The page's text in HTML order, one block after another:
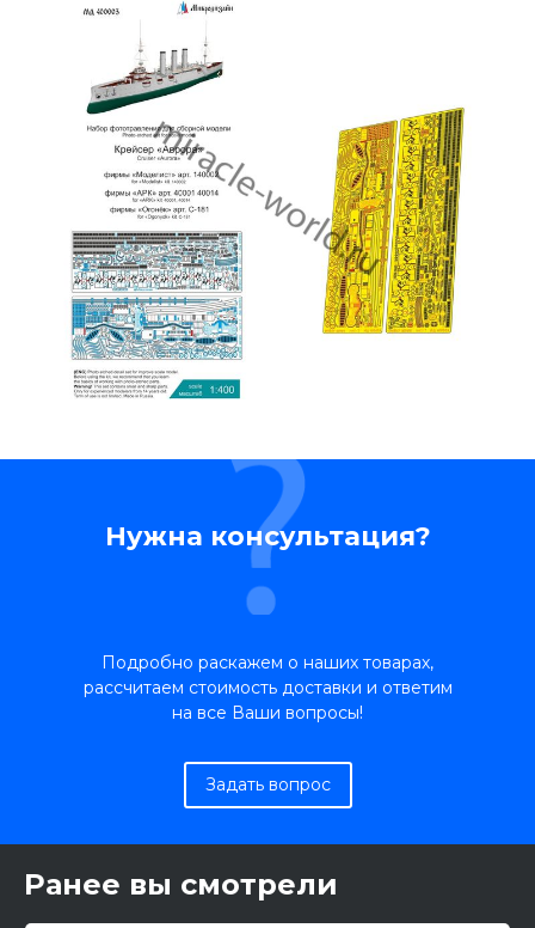
Нужна консультация?
Подробно раскажем о наших товарах,
рассчитаем стоимость доставки и ответим
на все Ваши вопросы!
Задать вопрос
Ранее вы смотрели